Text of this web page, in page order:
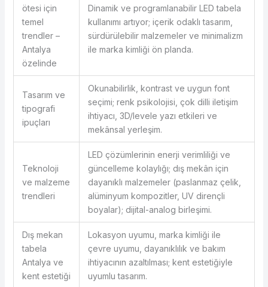
ötesi için
temel
trendler –
Antalya
özelinde
Dinamik ve programlanabilir LED tabela
kullanımı artıyor; içerik odaklı tasarım,
sürdürülebilir malzemeler ve minimalizm
ile marka kimliği ön planda.
Tasarım ve
tipografi
ipuçları
Okunabilirlik, kontrast ve uygun font
seçimi; renk psikolojisi, çok dilli iletişim
ihtiyacı, 3D/levele yazı etkileri ve
mekânsal yerleşim.
Teknoloji
ve malzeme
trendleri
LED çözümlerinin enerji verimliliği ve
güncelleme kolaylığı; dış mekân için
dayanıklı malzemeler (paslanmaz çelik,
alüminyum kompozitler, UV dirençli
boyalar); dijital-analog birleşimi.
Dış mekan
tabela
Antalya ve
kent estetiği
Lokasyon uyumu, marka kimliği ile
çevre uyumu, dayanıklılık ve bakım
ihtiyacının azaltılması; kent estetiğiyle
uyumlu tasarım.